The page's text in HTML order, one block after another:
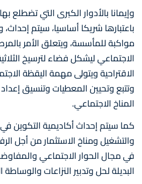
وإيمانا بالأدوار الكبرى التي تضطلع
باعتبارها شريكا أساسيا، سيتم إحداث،
مواكبة للمأسسة، ويتعلق الأمر
الاجتماعي ليشكل فضاء لترسيخ
الاقتراحية ويتولى مهمة اليقظة
وتتبع وتحيين المعطيات وتنسيق
المناخ الاجتماعي.
كما سيتم إحداث أكاديمية التكوين
والتشغيل ومناخ الاستثمار من أجل
في مجال الحوار الاجتماعي
البديلة لحل وتدبير النزاعات والوساطة